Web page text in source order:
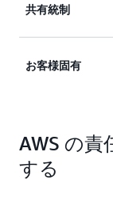
構成作業の量
いるため、必
の管理 (更新
ンスにインス
お客様が
物理統制と
共有統制
インフラスト
客様は AWS
を実装する必
お客様固有
に基づいて、
す。以下に例
AWS の責
する